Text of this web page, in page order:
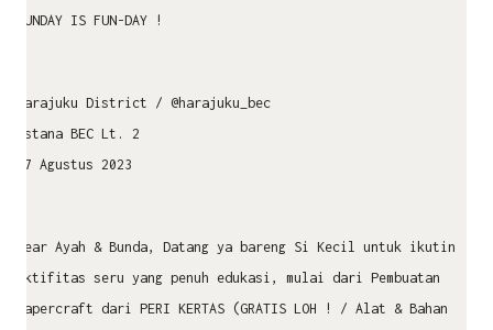
SUNDAY IS FUN-DAY !
Harajuku District / @harajuku_bec
Istana BEC Lt. 2
27 Agustus 2023
Dear Ayah & Bunda, Datang ya bareng Si Kecil untuk ikutin
aktifitas seru yang penuh edukasi, mulai dari Pembuatan
Papercraft dari PERI KERTAS (GRATIS LOH ! / Alat & Bahan